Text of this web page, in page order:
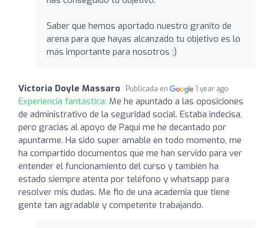
Saber que hemos aportado nuestro granito de
arena para que hayas alcanzado tu objetivo es lo
más importante para nosotros ;)
Victoria Doyle Massaro Publicada en 1 year ago
Experiencia fantástica: Me he apuntado a las oposiciones
de administrativo de la seguridad social. Estaba indecisa,
pero gracias al apoyo de Paqui me he decantado por
apuntarme. Ha sido super amable en todo momento, me
ha compartido documentos que me han servido para ver
entender el funcionamiento del curso y también ha
estado siempre atenta por teléfono y whatsapp para
resolver mis dudas. Me fio de una academia que tiene
gente tan agradable y competente trabajando.